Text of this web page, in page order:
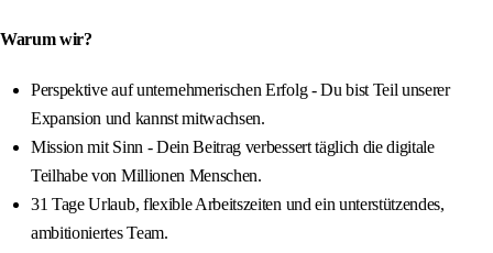
Warum wir?
Perspektive auf unternehmerischen Erfolg - Du bist Teil unserer
Expansion und kannst mitwachsen.
Mission mit Sinn - Dein Beitrag verbessert täglich die digitale
Teilhabe von Millionen Menschen.
31 Tage Urlaub, flexible Arbeitszeiten und ein unterstützendes,
ambitioniertes Team.